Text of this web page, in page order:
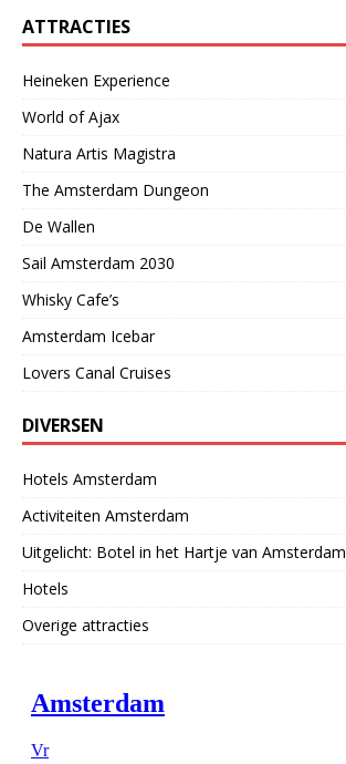
ATTRACTIES
Heineken Experience
World of Ajax
Natura Artis Magistra
The Amsterdam Dungeon
De Wallen
Sail Amsterdam 2030
Whisky Cafe’s
Amsterdam Icebar
Lovers Canal Cruises
DIVERSEN
Hotels Amsterdam
Activiteiten Amsterdam
Uitgelicht: Botel in het Hartje van Amsterdam
Hotels
Overige attracties